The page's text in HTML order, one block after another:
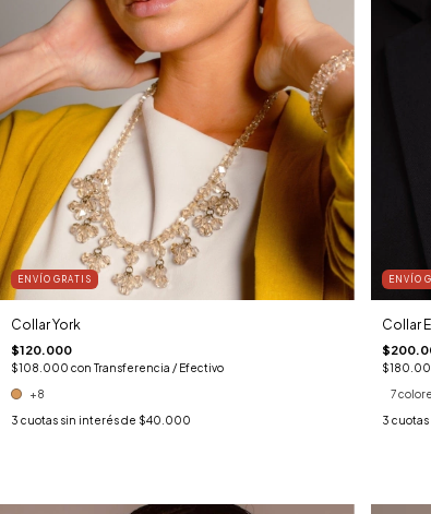
ENVÍO GRATIS
Collar York
$120.000
$108.000 con Transferencia / Efectivo
+8
3 cuotas sin interés de $40.000
ENVÍO
Collar
7
3 cuotas